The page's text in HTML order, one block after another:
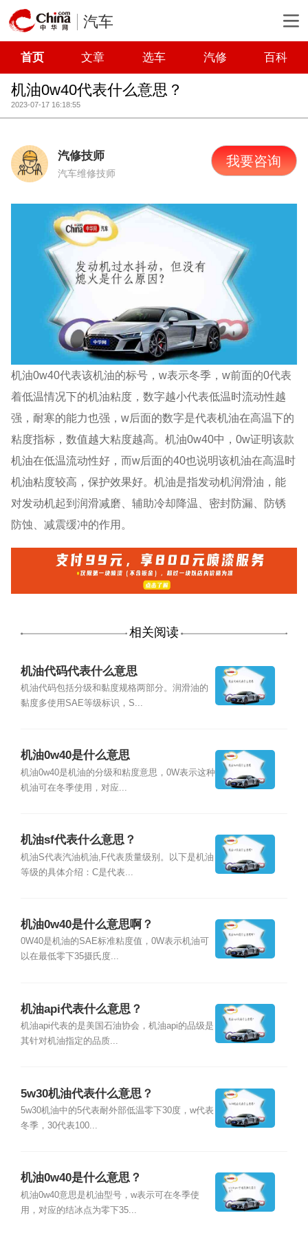
汽车
首页 文章 选车 汽修 百科
机油0w40代表什么意思？
2023-07-17 16:18:55
汽修技师
汽车维修技师
我要咨询
机油0w40代表该机油的标号，w表示冬季，w前面的0代表
着低温情况下的机油粘度，数字越小代表低温时流动性越
强，耐寒的能力也强，w后面的数字是代表机油在高温下的
粘度指标，数值越大粘度越高。机油0w40中，0w证明该款
机油在低温流动性好，而w后面的40也说明该机油在高温时
机油粘度较高，保护效果好。机油是指发动机润滑油，能
对发动机起到润滑减磨、辅助冷却降温、密封防漏、防锈
防蚀、减震缓冲的作用。
相关阅读
机油代码代表什么意思
机油代码包括分级和黏度规格两部分。润滑油的
黏度多使用SAE等级标识，S...
机油0w40是什么意思
机油0w40是机油的分级和粘度意思，0W表示这种
机油可在冬季使用，对应...
机油sf代表什么意思？
机油S代表汽油机油,F代表质量级别。以下是机油
等级的具体介绍：C是代表...
机油0w40是什么意思啊？
0W40是机油的SAE标准粘度值，0W表示机油可
以在最低零下35摄氏度...
机油api代表什么意思？
机油api代表的是美国石油协会，机油api的品级是
其针对机油指定的品质...
5w30机油代表什么意思？
5w30机油中的5代表耐外部低温零下30度，w代表
冬季，30代表100...
机油0w40是什么意思？
机油0w40意思是机油型号，w表示可在冬季使
用，对应的结冰点为零下35...